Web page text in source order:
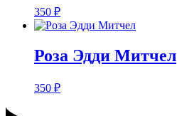
350 ₽
Розa Эдди Митчел
350 ₽